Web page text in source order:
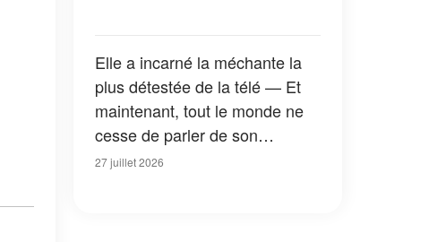
Elle a incarné la méchante la
plus détestée de la télé — Et
maintenant, tout le monde ne
cesse de parler de son
apparition dans la nouvelle
27 juillet 2026